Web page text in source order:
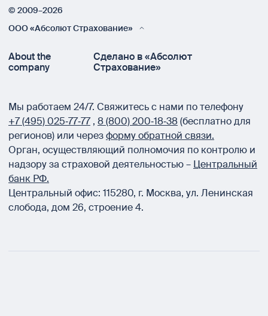
© 2009–2026
ООО «Абсолют Страхование»
About the
company
Сделано в «Абсолют
Страхование»
Мы работаем 24/7. Свяжитесь с нами по телефону
+7 (495) 025‑77‑77 , 8 (800) 200‑18‑38(бесплатно для
регионов) или черезформу обратной связи.
Орган, осуществляющий полномочия по контролю и
надзору за страховой деятельностью – Центральный
банк РФ.
Центральный офис: 115280, г. Москва, ул. Ленинская
слобода, дом 26, строение 4.